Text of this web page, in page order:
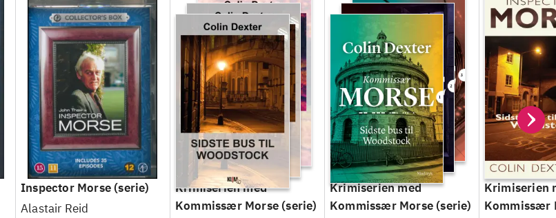
Inspector Morse(serie)
Alastair Reid
Krimiserien med
Kommissær Morse(serie)
Krimiserien med
Kommissær Morse(serie)
Krimiserien
Kommissær